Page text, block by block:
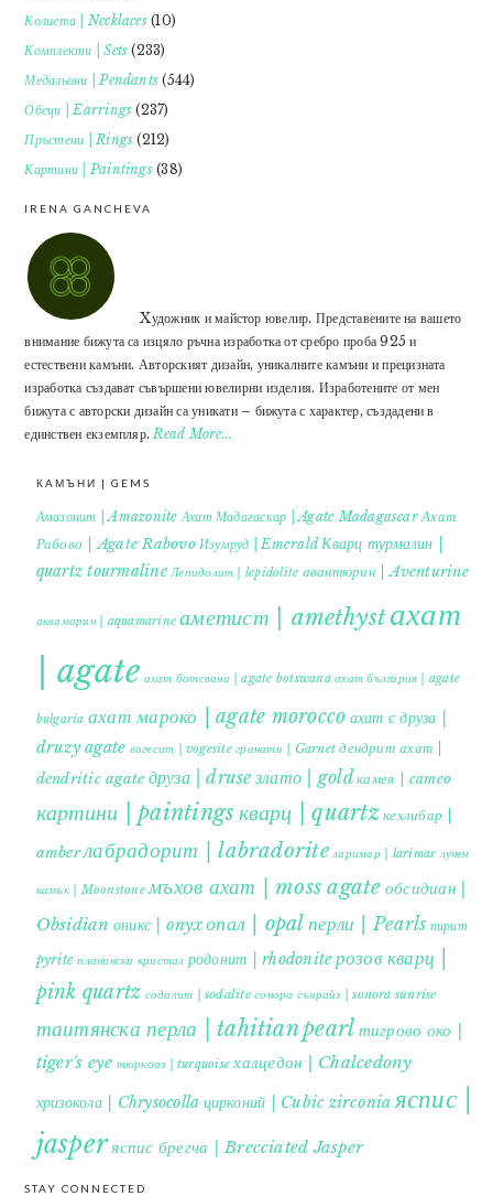
Колиета | Necklaces(10)
Комплекти | Sets (233)
Медальони | Pendants (544)
Обеци | Earrings (237)
Пръстени | Rings (212)
Картини | Paintings(38)
IRENA GANCHEVA
Xудожник и майстор ювелир. Представените на вашето
внимание бижута са изцяло ръчна изработка от сребро проба 925 и
естествени камъни. Авторският дизайн, уникалните камъни и прецизната
изработка създават съвършени ювелирни изделия. Изработените от мен
бижута с авторски дизайн са уникати – бижута с характер, създадени в
единствен екземпляр.Read More…
КАМЪНИ | GEMS
Амазонит | Amazonite Ахат Мадагаскар | Agate Madagascar Ахат
Рабово | Agate Rabovo Изумруд | Emerald Кварц турмалин |
quartz tourmaline Лепидолит | lepidolite авантюрин | Aventurine
аквамарин | aquamarine аметист | amethystахат
| agate ахат ботсвана | agate botswana ахат българия | agate
bulgaria ахат мароко | agate morocco ахат с друза |
druzy agate вогесит | vogesite гранати | Garnet дендрит ахат |
dendritic agate друза | druse злато | gold камея | cameo
картини | paintings кварц | quartzкехлибар |
amberлабрадорит | labradorite ларимар | larimar лунен
камък | Moonstone мъхов ахат | moss agate обсидиан |
Obsidian оникс | onyxопал | opal перли | Pearls пирит |
pyrite планински кристал родонит | rhodonite розов кварц |
pink quartz содалит | sodalite сонора сънрайз | sonora sunrise
таитянска перла | tahitian pearl тигрово око |
tiger's eye тюркоаз | turquoise халцедон | Chalcedony
хризокола | Chrysocolla цирконий | Cubic zirconia яспис |
jasperяспис брегча | Brecciated Jasper
STAY CONNECTED